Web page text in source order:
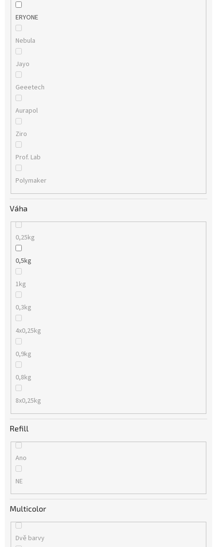
ERYONE
Nebula
Jayo
Geeetech
Aurapol
Ziro
Prof. Lab
Polymaker
Váha
0,25kg
0,5kg
1kg
0,3kg
4x0,25kg
0,9kg
0,8kg
8x0,25kg
Refill
Ano
NE
Multicolor
Dvě barvy